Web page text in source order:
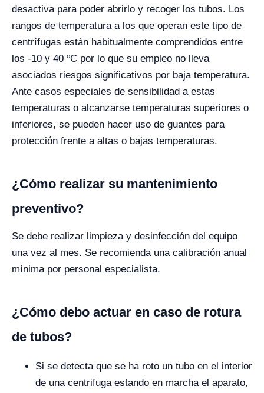
desactiva para poder abrirlo y recoger los tubos. Los
rangos de temperatura a los que operan este tipo de
centrífugas están habitualmente comprendidos entre
los -10 y 40 ºC por lo que su empleo no lleva
asociados riesgos significativos por baja temperatura.
Ante casos especiales de sensibilidad a estas
temperaturas o alcanzarse temperaturas superiores o
inferiores, se pueden hacer uso de guantes para
protección frente a altas o bajas temperaturas.
¿Cómo realizar su mantenimiento
preventivo?
Se debe realizar limpieza y desinfección del equipo
una vez al mes. Se recomienda una calibración anual
mínima por personal especialista.
¿Cómo debo actuar en caso de rotura
de tubos?
Si se detecta que se ha roto un tubo en el interior
de una centrifuga estando en marcha el aparato,